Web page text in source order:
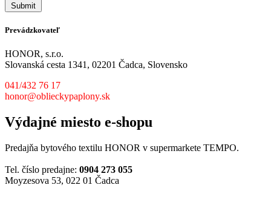
Submit
Prevádzkovateľ
HONOR, s.r.o.
Slovanská cesta 1341, 02201 Čadca, Slovensko
041/432 76 17
honor@oblieckypaplony.sk
Výdajné miesto e-shopu
Predajňa bytového textilu HONOR v supermarkete TEMPO.
Tel. číslo predajne: 0904 273 055
Moyzesova 53, 022 01 Čadca